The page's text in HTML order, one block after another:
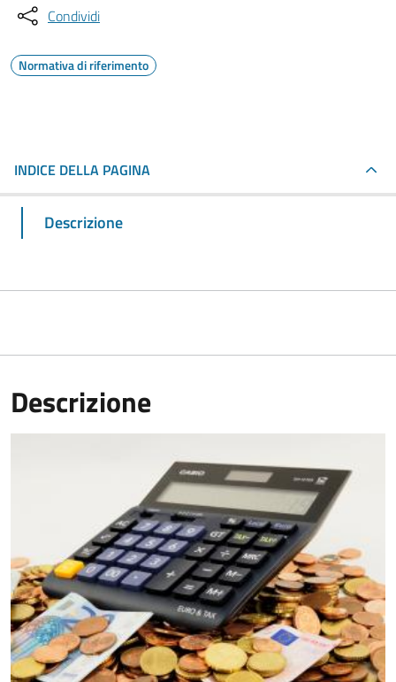
Condividi
Normativa di riferimento
INDICE DELLA PAGINA
Descrizione
Descrizione